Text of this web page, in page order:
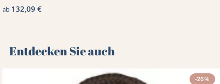
ab 132,09 €
Entdecken Sie auch 🌻
-26%